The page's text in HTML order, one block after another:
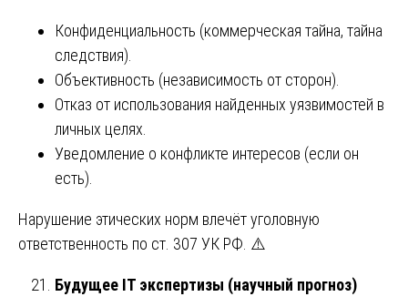
Конфиденциальность (коммерческая тайна, тайна
следствия).
Объективность (независимость от сторон).
Отказ от использования найденных уязвимостей в
личных целях.
Уведомление о конфликте интересов (если он
есть).
Нарушение этических норм влечёт уголовную
ответственность по ст. 307 УК РФ. ⚠️
Будущее IT экспертизы (научный прогноз)